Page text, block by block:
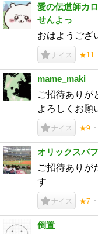
愛の伝道師カ
せんよっ
おはようござ
ナイス ★11
mame_maki
ご招待ありが
よろしくお願
ナイス ★9
オリックスバ
ご招待ありが
す
ナイス ★7
倒置